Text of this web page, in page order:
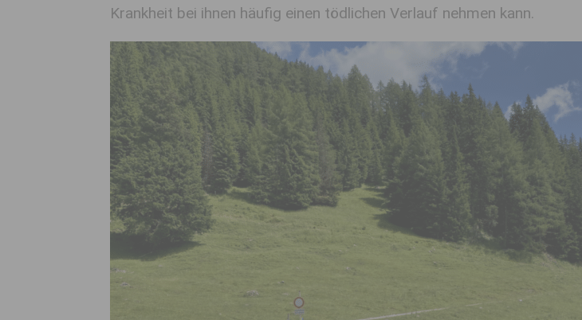
Krankheit bei ihnen häufig einen tödlichen Verlauf nehmen kann.